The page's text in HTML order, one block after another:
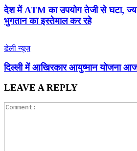
देश में ATM का उपयोग तेजी से घटा,
भुगतान का इस्तेमाल कर रहे
डेली न्यूज़
द‍िल्‍ली में आख‍िरकार आयुष्‍मान योजना आज
LEAVE A REPLY